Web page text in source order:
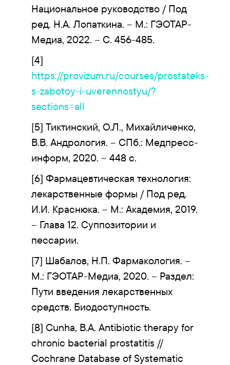
Национальное руководство / Под
ред. Н.А. Лопаткина. – М.: ГЭОТАР-
Медиа, 2022. – С. 456-485.
[4]
https://provizum.ru/courses/prostateks-
s-zabotoy-i-uverennostyu/?
sections=all
[5] Тиктинский, О.Л., Михайличенко,
В.В. Андрология. – СПб.: Медпресс-
информ, 2020. – 448 с.
[6] Фармацевтическая технология:
лекарственные формы / Под ред.
И.И. Краснюка. – М.: Академия, 2019.
– Глава 12. Суппозитории и
пессарии.
[7] Шабалов, Н.П. Фармакология. –
М.: ГЭОТАР-Медиа, 2020. – Раздел:
Пути введения лекарственных
средств. Биодоступность.
[8] Cunha, B.A. Antibiotic therapy for
chronic bacterial prostatitis //
Cochrane Database of Systematic